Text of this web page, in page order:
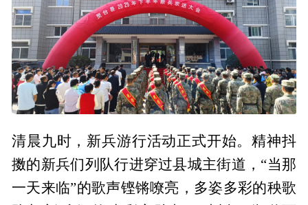
清晨九时，新兵游行活动正式开始。精神抖
擞的新兵们列队行进穿过县城主街道，“当那
一天来临”的歌声铿锵嘹亮，多姿多彩的秧歌